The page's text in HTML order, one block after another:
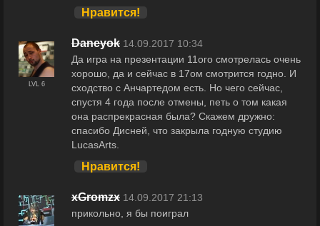
Нравится!
LVL 6
Daneyok 14.09.2017 10:34
Да игра на презентации 11ого смотрелась очень
хорошо, да и сейчас в 17ом смотрится годно. И
сходство с Анчартедом есть. Но чего сейчас,
спустя 4 года после отмены, петь о том какая
она распрекрасная была? Скажем дружно:
спасибо Дисней, что закрыла годную студию
LucasArts.
Нравится!
xGromzx 14.09.2017 21:13
прикольно, я бы поиграл